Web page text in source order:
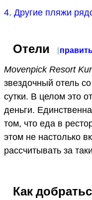
4. Другие пляжи
Отели [
Movenpick Resort
звездочный отель
сутки. В целом это
деньги.
том, что еда в
этом не настолько
рассчитывать за
Как